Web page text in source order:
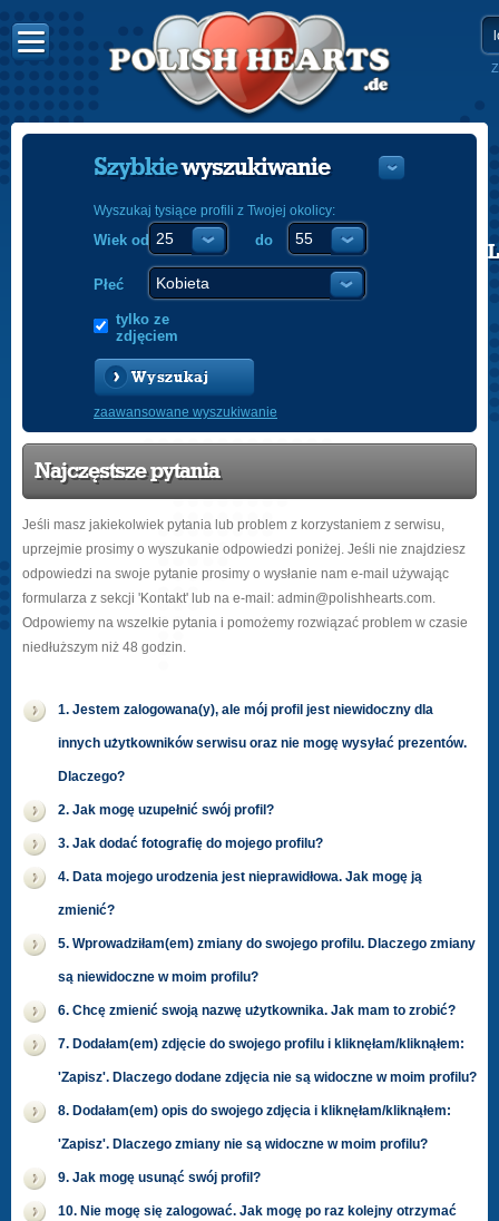
POLISH
Szybkiewyszukiwanie
Wyszukaj tysiące profili z Twojej okolicy:
Wiek od do
Płeć
tylko ze
zdjęciem
Wyszukaj
zaawansowane wyszukiwanie
Najczęstsze pytania
Jeśli masz jakiekolwiek pytania lub problem z korzystaniem z serwisu,
uprzejmie prosimy o wyszukanie odpowiedzi poniżej. Jeśli nie znajdziesz
odpowiedzi na swoje pytanie prosimy o wysłanie nam e-mail używając
formularza z sekcji 'Kontakt' lub na e-mail: admin@polishhearts.com.
Odpowiemy na wszelkie pytania i pomożemy rozwiązać problem w czasie
niedłuższym niż 48 godzin.
1. Jestem zalogowana(y), ale mój profil jest niewidoczny dla
innych użytkowników serwisu oraz nie mogę wysyłać prezentów.
Dlaczego?
2. Jak mogę uzupełnić swój profil?
3. Jak dodać fotografię do mojego profilu?
4. Data mojego urodzenia jest nieprawidłowa. Jak mogę ją
zmienić?
5. Wprowadziłam(em) zmiany do swojego profilu. Dlaczego zmiany
są niewidoczne w moim profilu?
6. Chcę zmienić swoją nazwę użytkownika. Jak mam to zrobić?
7. Dodałam(em) zdjęcie do swojego profilu i kliknęłam/kliknąłem:
'Zapisz'. Dlaczego dodane zdjęcia nie są widoczne w moim profilu?
8. Dodałam(em) opis do swojego zdjęcia i kliknęłam/kliknąłem:
'Zapisz'. Dlaczego zmiany nie są widoczne w moim profilu?
9. Jak mogę usunąć swój profil?
10. Nie mogę się zalogować. Jak mogę po raz kolejny otrzymać